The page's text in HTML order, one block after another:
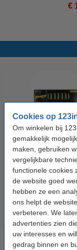
Cookies op
Om winkelen bij
gemakkelijk
maken, gebruiken
vergelijkbare
functionele cookies
de website goed
hebben ze een
ons helpt de
verbeteren. We
advertenties zien
uw interesses en
gedrag binnen en
€
123accu Xtreme Power
Penlite AA batterij
€ 14,95 Incl. 21%